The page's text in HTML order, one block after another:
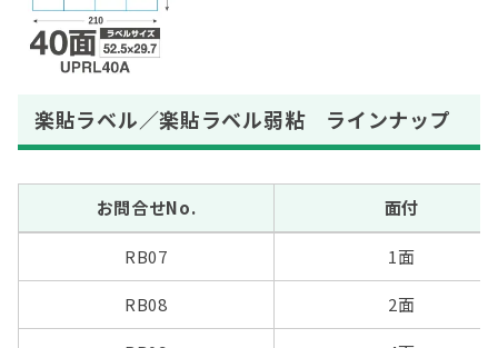
楽貼ラベル／楽貼ラベル弱粘 ラインナップ
お問合せNo. 面付
RB07 1面
RB08 2面